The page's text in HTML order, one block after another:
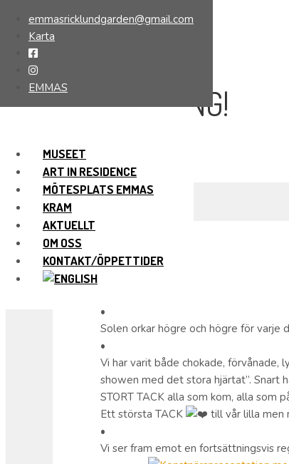
emmasricklundgarden@gmail.com
Karta
EMMAS
MUSEET
ART IN RESIDENCE
MÖTESPLATS EMMAS
KRAM
AKTUELLT
OM OSS
KONTAKT/ÖPPETTIDER
GOD
FORTSÄTTNING!
15 januari, 2025
HEMAKTUELLT
GOD FORTSÄTTNING!
•
Solen orkar högre och högre för varje
•
Vi har varit både chokade, förvånade,
showen med det stora hjärtat”. Snart
STORT TACK alla som kom, alla
Ett största TACK
till vår lilla men
•
Vi ser fram emot en fortsättningsvis